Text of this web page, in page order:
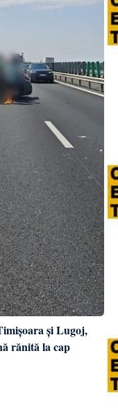
și Lugoj,
rănită la cap